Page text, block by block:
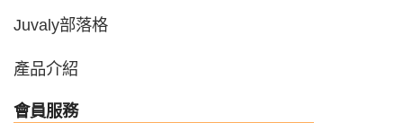
Juvaly部落格
產品介紹
會員服務